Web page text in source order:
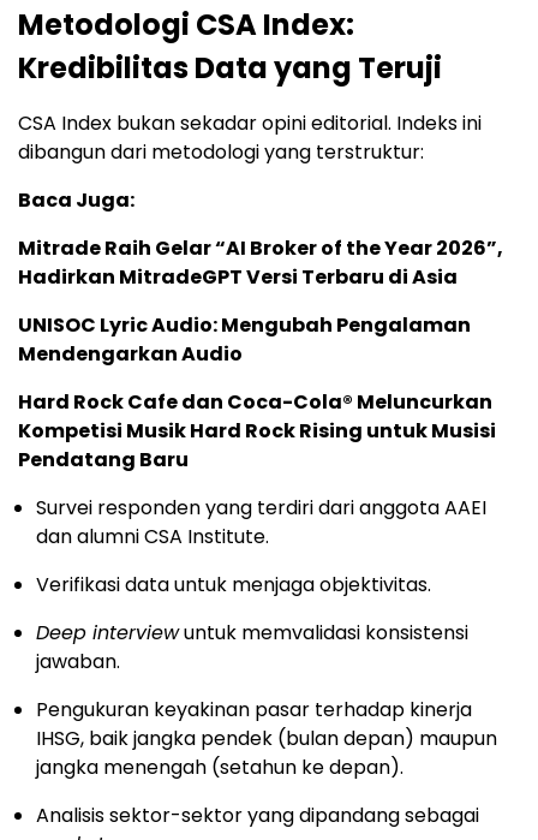
Metodologi CSA Index:
Kredibilitas Data yang Teruji
CSA Index bukan sekadar opini editorial. Indeks ini
dibangun dari metodologi yang terstruktur:
Baca Juga:
Mitrade Raih Gelar “AI Broker of the Year 2026”,
Hadirkan MitradeGPT Versi Terbaru di Asia
UNISOC Lyric Audio: Mengubah Pengalaman
Mendengarkan Audio
Hard Rock Cafe dan Coca-Cola® Meluncurkan
Kompetisi Musik Hard Rock Rising untuk Musisi
Pendatang Baru
Survei responden yang terdiri dari anggotaAAEI
dan alumniCSA Institute.
Verifikasi data untuk menjaga objektivitas.
Deep interviewuntuk memvalidasi konsistensi
jawaban.
Pengukuran keyakinan pasar terhadap kinerja
IHSG, baik jangka pendek (bulan depan) maupun
jangka menengah (setahun ke depan).
Analisis sektor-sektor yang dipandang sebagai